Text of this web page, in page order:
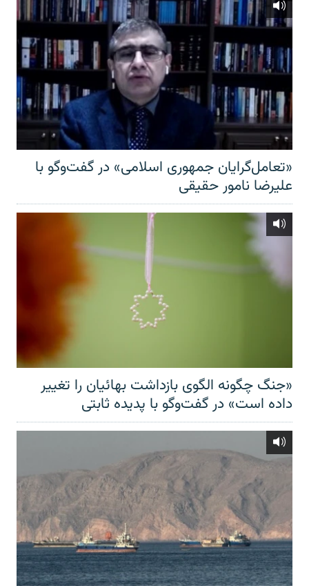
«تعامل‌گرایان جمهوری اسلامی» در گفت‌وگو با
علیرضا نامور حقیقی
«جنگ چگونه الگوی بازداشت بهائیان را تغییر
داده است» در گفت‌وگو با پدیده ثابتی